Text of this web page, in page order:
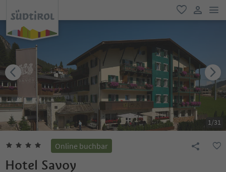
favorit
user link
1/31
Online buchbar
Hotel Savoy